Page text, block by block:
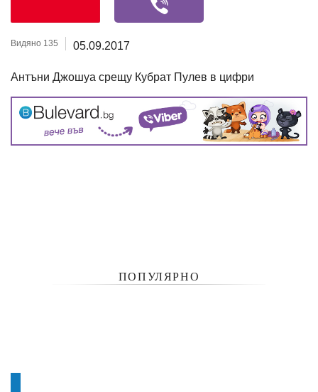
Видяно 135 05.09.2017
Антъни Джошуа срещу Кубрат Пулев в цифри
ПОПУЛЯРНО